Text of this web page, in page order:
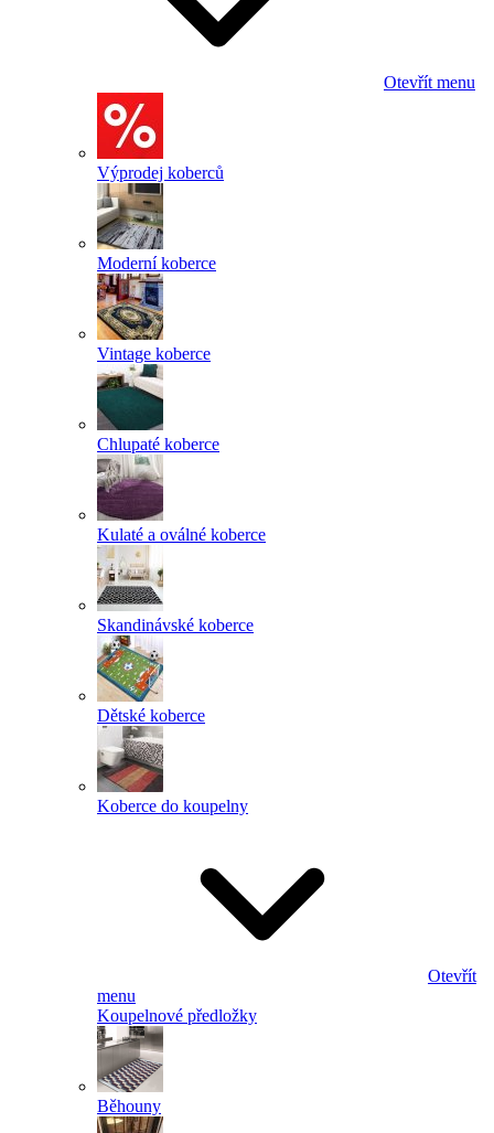
Otevřít menu
Výprodej koberců
Moderní koberce
Vintage koberce
Chlupaté koberce
Kulaté a oválné koberce
Skandinávské koberce
Dětské koberce
Koberce do koupelny
Otevřít
menu
Koupelnové předložky
Běhouny